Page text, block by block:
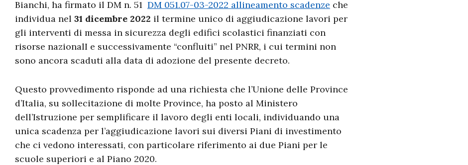
Bianchi, ha firmato il DM n. 51 DM 051.07-03-2022 allineamento scadenze che
individua nel 31 dicembre 2022 il termine unico di aggiudicazione lavori per
gli interventi di messa in sicurezza degli edifici scolastici finanziati con
risorse nazionalI e successivamente “confluiti” nel PNRR, i cui termini non
sono ancora scaduti alla data di adozione del presente decreto.
Questo provvedimento risponde ad una richiesta che l’Unione delle Province
d’Italia, su sollecitazione di molte Province, ha posto al Ministero
dell’Istruzione per semplificare il lavoro degli enti locali, individuando una
unica scadenza per l’aggiudicazione lavori sui diversi Piani di investimento
che ci vedono interessati, con particolare riferimento ai due Piani per le
scuole superiori e al Piano 2020.